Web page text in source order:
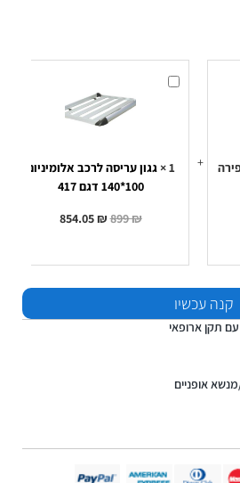
גגון
עריסה
1
×גגון עריסה לרכב אלומיניום
100*140 דגם 417
899₪
854.05₪
קנה עכשיו
אופניים